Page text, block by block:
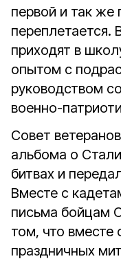
первой и так же
переплетается.
приходят в
опытом с
руководством
военно-
Совет
альбома о
битвах и
Вместе с
письма бойцам
том, что вместе
праздничных